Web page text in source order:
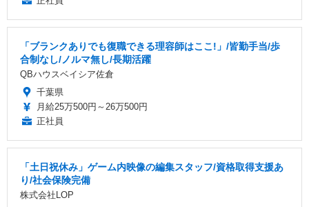
「ブランクありでも復職できる理容師はここ!」/皆勤手当/歩
合制なし/ノルマ無し/長期活躍
QBハウスベイシア佐倉
千葉県
月給25万500円～26万500円
正社員
「土日祝休み」ゲーム内映像の編集スタッフ/資格取得支援あ
り/社会保険完備
株式会社LOP